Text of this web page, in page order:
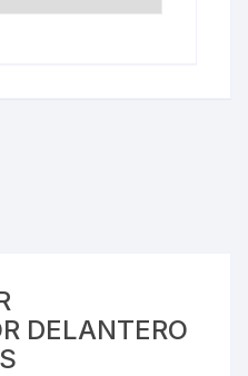
DELANTERO